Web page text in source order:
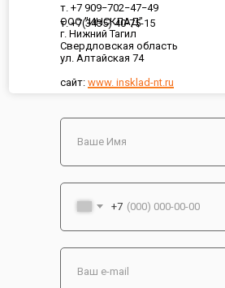
ООО "ИНСКЛАД"
г. Нижний Тагил
Свердловская область
ул. Алтайская 74
сайт: www. insklad-nt.ru
т. +7 909−702−47−49
т. +7(3435) 40-75-15
+7